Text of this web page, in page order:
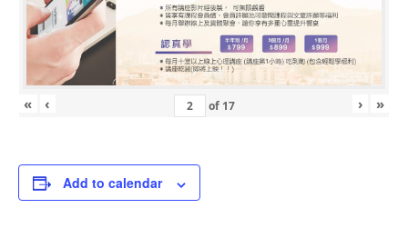
« ‹ of 17 › »
Add to calendar